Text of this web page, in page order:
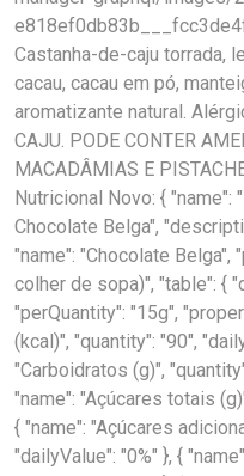
Castanha-de-caju torrada,
cacau, cacau em pó,
aromatizante natural.
CAJU. PODE CONTER
MACADÂMIAS E
Nutricional Novo: { "name":
Chocolate Belga",
"name": "Chocolate Belga",
colher de sopa)", "table": {
"perQuantity": "15g",
(kcal)", "quantity": "90",
"Carboidratos (g)",
"name": "Açúcares totais
{ "name": "Açúcares
"dailyValue": "0%" }, {